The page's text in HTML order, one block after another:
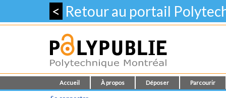
< Retour au portail
Accueil À propos Déposer Parcourir